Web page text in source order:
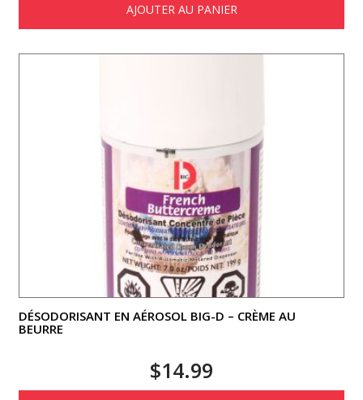
AJOUTER AU PANIER
DÉSODORISANT EN AÉROSOL BIG-D – CRÈME AU
BEURRE
$14.99